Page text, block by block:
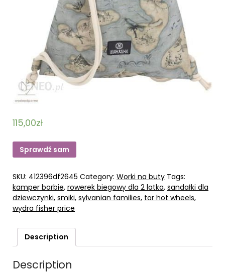
115,00zł
Sprawdź sam
SKU: 412396df2645 Category: Worki na buty Tags:
kamper barbie, rowerek biegowy dla 2 latka, sandałki dla
dziewczynki, smiki, sylvanian families, tor hot wheels,
wydra fisher price
Description
Description